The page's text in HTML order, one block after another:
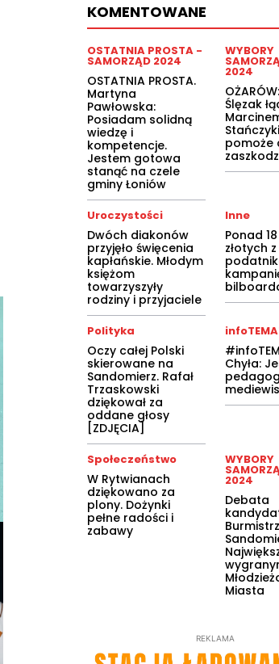
KOMENTOWANE
OSTATNIA PROSTA -
SAMORZĄD 2024
OSTATNIA PROSTA.
Martyna
Pawłowska:
Posiadam solidną
wiedzę i
kompetencje.
Jestem gotowa
stanąć na czele
gminy Łoniów
WYBORY
2024
Ślęzak
pomoże
Uroczystości
Dwóch diakonów
przyjęło święcenia
kapłańskie. Młodym
księżom
towarzyszyły
rodziny i przyjaciele
Inne
Ponad
złotych
Polityka
Oczy całej Polski
skierowane na
Sandomierz. Rafał
Trzaskowski
dziękował za
oddane głosy
[ZDJĘCIA]
Chyła:
Społeczeństwo
W Rytwianach
dziękowano za
plony. Dożynki
pełne radości i
zabawy
WYBORY
2024
Debata
Miasta
REKLAMA